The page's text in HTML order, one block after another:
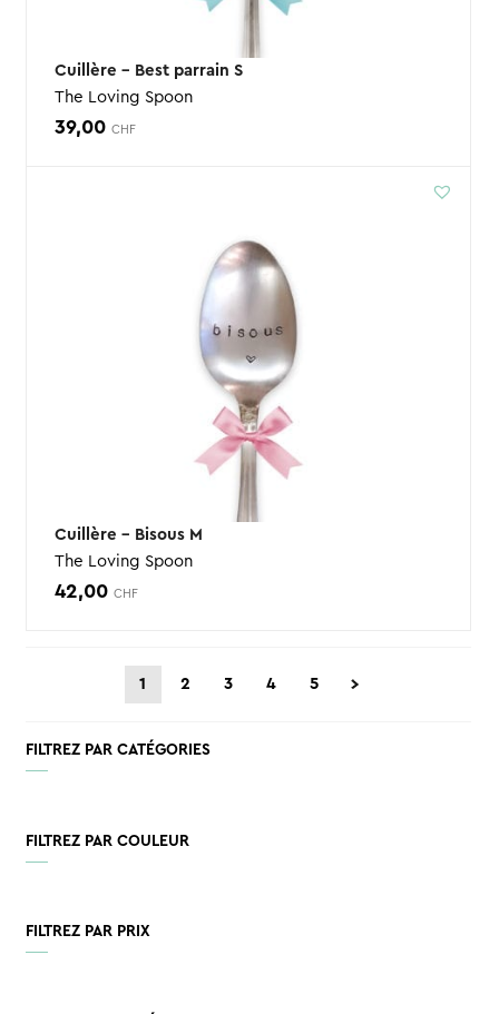
Cuillère – Best parrain S
The Loving Spoon
39,00 CHF
Cuillère – Bisous M
The Loving Spoon
42,00 CHF
1 2 3 4 5
FILTREZ PAR CATÉGORIES
FILTREZ PAR COULEUR
FILTREZ PAR PRIX